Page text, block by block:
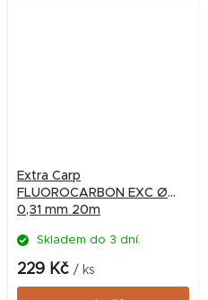
Extra Carp
FLUOROCARBON EXC Ø
0,31 mm 20m
Skladem do 3 dní.
229 Kč / ks